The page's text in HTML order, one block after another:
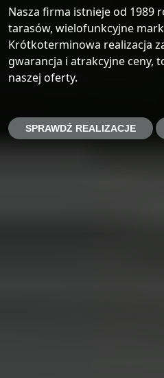
Nasza firma istnieje od 1989
tarasów, wielofunkcyjne
Krótkoterminowa realizacja
gwarancja i atrakcyjne ceny,
naszej oferty.
SPRAWDŹ REALIZACJE